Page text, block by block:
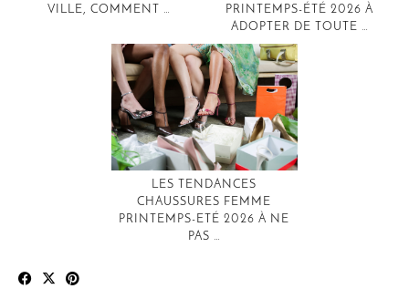
VILLE, COMMENT …
PRINTEMPS-ÉTÉ 2026 À
ADOPTER DE TOUTE …
LES TENDANCES
CHAUSSURES FEMME
PRINTEMPS-ETÉ 2026 À NE
PAS …